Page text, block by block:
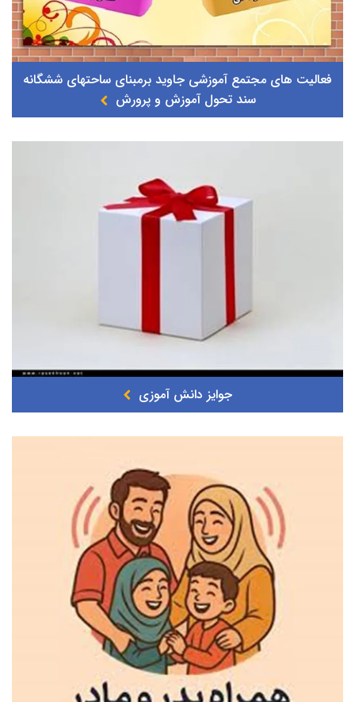
فعالیت های مجتمع آموزشی جاوید برمبنای ساحتهای ششگانه
سند تحول آموزش و پرورش
جوایز دانش آموزی